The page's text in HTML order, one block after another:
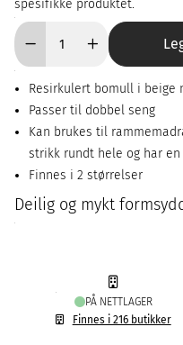
spesifikke produktet.
Resirkulert bomull i beige
Passer til dobbel seng
Kan brukes til
strikk rundt hele og har en
Finnes i 2 størrelser
Deilig og mykt
PÅ NETTLAGER
Finnes i 216 butikker